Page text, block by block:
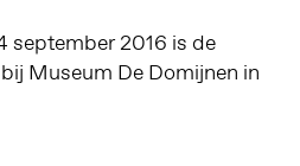
september 2016 is de
Museum De Domijnen in